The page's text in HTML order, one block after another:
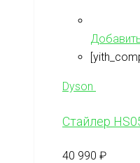
Dyson
Стайлер
40 990 ₽